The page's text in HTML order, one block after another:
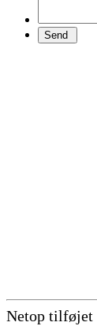
Netop tilføjet